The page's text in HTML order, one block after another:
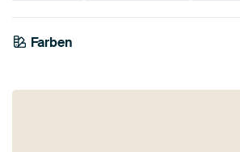
Farben
Anthrazit
Blau
Beige